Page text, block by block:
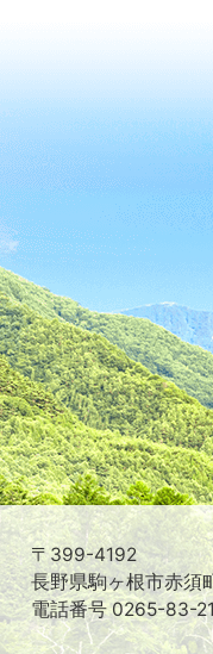
〒399-4192
長野県駒ヶ根市赤須
電話番号 0265-83-